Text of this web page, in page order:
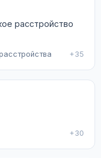
расстройство
+35
+30